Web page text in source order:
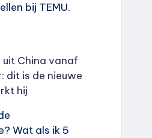
bij TEMU.
uit China vanaf
dit is de nieuwe
hij
Wat als ik 5